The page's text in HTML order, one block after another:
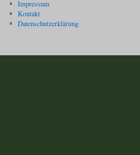
Impressum
Kontakt
Datenschutzerklärung